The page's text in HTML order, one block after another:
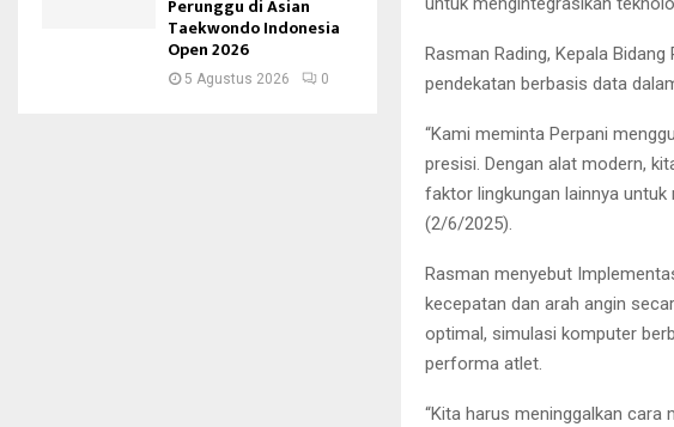
Rasman Rading, Kepala
pendekatan berbasis data
“Kami meminta Perpani
presisi. Dengan alat modern,
faktor lingkungan lainnya untuk
(2/6/2025).
Rasman menyebut
kecepatan dan arah angin
optimal, simulasi komputer
performa atlet.
“Kita harus meninggalkan cara
Perunggu di Asian
Taekwondo Indonesia
Open 2026
5 Agustus 2026 0